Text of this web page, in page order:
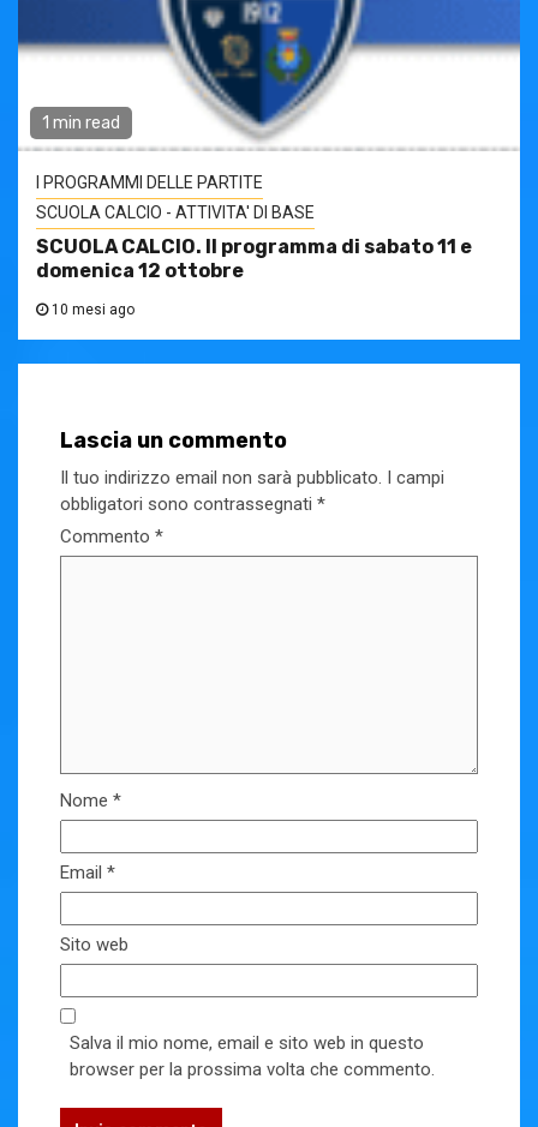
1 min read
I PROGRAMMI DELLE PARTITE
SCUOLA CALCIO - ATTIVITA' DI BASE
SCUOLA CALCIO. Il programma di sabato 11 e
domenica 12 ottobre
10 mesi ago
Lascia un commento
Il tuo indirizzo email non sarà pubblicato. I campi
obbligatori sono contrassegnati *
Commento *
Nome *
Email *
Sito web
Salva il mio nome, email e sito web in questo
browser per la prossima volta che commento.